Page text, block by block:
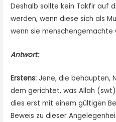
Deshalb sollte kein Takfir auf
werden, wenn diese sich als
wenn sie menschengemachte
Antwort:
Erstens: Jene, die behaupten,
dem gerichtet, was Allah
dies erst mit einem gültigen
Beweis zu dieser